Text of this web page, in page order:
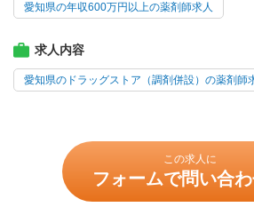
愛知県の年収600万円以上の薬剤師求人
求人内容
愛知県のドラッグストア（調剤併設）の薬剤師
この求人に
フォームで問い合